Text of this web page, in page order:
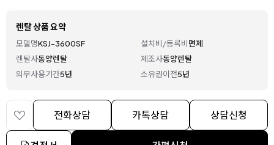
렌탈 상품 요약
모델명KSJ-3600SF 설치비/등록비면제
렌탈사동양렌탈 제조사동양렌탈
의무사용기간5년 소유권이전5년
전화상담 카톡상담 상담신청